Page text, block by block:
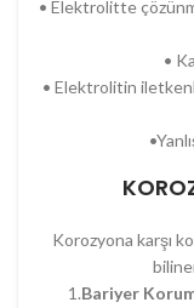
• Elektrolitte
•
• Elektrolitin
Korozyona karşı
1.Bariyer